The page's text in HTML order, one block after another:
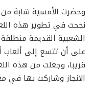
وحضرت الأمسية شابة من
نجحت في تطوير هذه
الشعبية القديمة
على أن تتسع إلى
قريبا، وجعلت من هذه
الانجاز وشاركت بها في